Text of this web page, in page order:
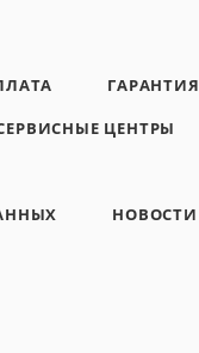
ГАРАНТИЯ
ЦЕНТРЫ
НОВОСТИ